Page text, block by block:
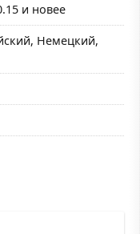
и новее
Немецкий,